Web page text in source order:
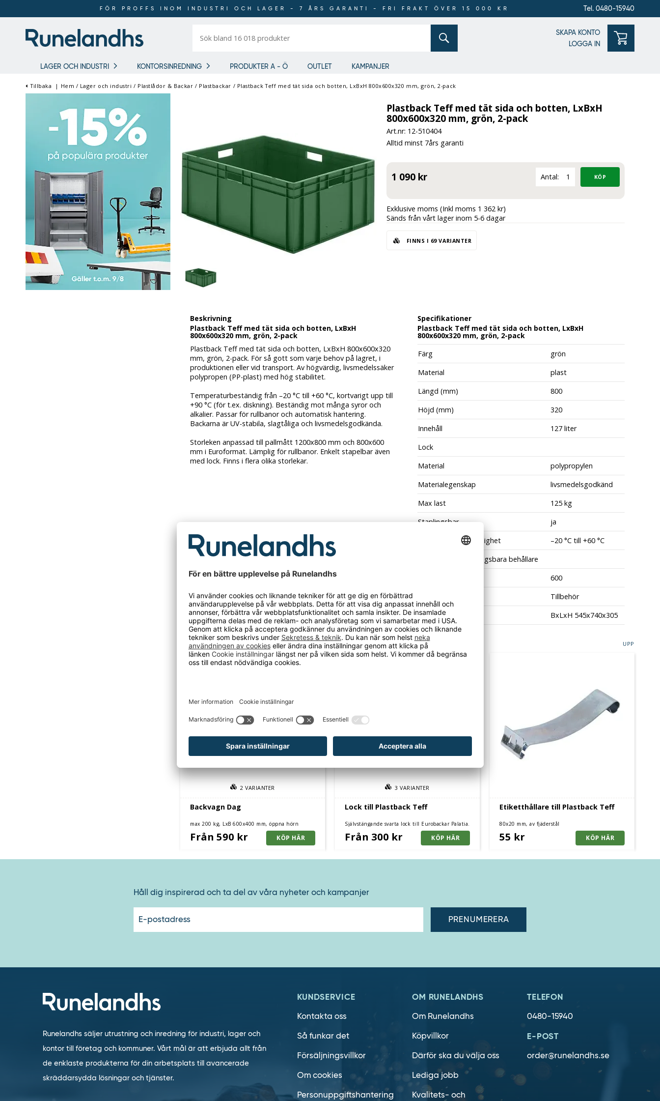
FÖR PROFFS INOM INDUSTRI OCH LAGER - 7 ÅRS GARANTI - FRI FRAKT ÖVER 15 000 KR Tel. 0480-15940
bland
SKAPA KONTO
LOGGA IN
LAGER OCH INDUSTRI KONTORSINREDNING PRODUKTER A - Ö OUTLET KAMPANJER
FÖR PROFFS INOM
INDUSTRI OCH LAGER
Tillbaka | Hem / Lager och industri / Plastlådor & Backar / Plastbackar / Plastback Teff med tät sida och botten, LxBxH 800x600x320 mm, grön, 2-pack
Plastback Teff med tät sida och botten, LxBxH
800x600x320 mm, grön, 2-pack
Art.nr: 12-510404
Alltid minst 7års garanti
1 090 kr Antal:
Exklusive moms (Inkl moms 1 362 kr)
Sänds från vårt lager inom 5-6 dagar
FINNS I 69 VARIANTER
Beskrivning
Plastback Teff med tät sida och botten, LxBxH
800x600x320 mm, grön, 2-pack
Plastback Teff med tät sida och botten, LxBxH 800x600x320
mm, grön, 2-pack. För så gott som varje behov på lagret, i
produktionen eller vid transport. Av högvärdig, livsmedelssäker
polypropen (PP-plast) med hög stabilitet.
Temperaturbeständig från –20 °C till +60 °C, kortvarigt upp till
+90 °C (för t.ex. diskning). Beständig mot många syror och
alkalier. Passar för rullbanor och automatisk hantering.
Backarna är UV-stabila, slagtåliga och livsmedelsgodkända.
Storleken anpassad till pallmått 1200x800 mm och 800x600
mm i Euroformat. Lämplig för rullbanor. Enkelt stapelbar även
med lock. Finns i flera olika storlekar.
Specifikationer
Plastback Teff med tät sida och botten, LxBxH
800x600x320 mm, grön, 2-pack
Färg
grön
Material
plast
Längd (mm)
800
Höjd (mm)
320
Innehåll
127 liter
Lock
Material
polypropylen
Materialegenskap
livsmedelsgodkänd
Max last
125 kg
Staplingsbar
ja
Temperaturbeständighet
–20 °C till +60 °C
Utförande av staplingsbara behållare
600
Tillbehör
Innermått
BxLxH 545x740x305
DU KANSKE OCKSÅ BEHÖVER? UPP
Backvagn Dag
max 200 kg, LxB 600x400 mm, öppna hörn
2VARIANTER
Från 590 kr
Lock till Plastback Teff
Självstängande svarta lock till Eurobackar Palatia.
Säljs i 5-pack, finns i flera olika storlekar.
3VARIANTER
Från 300 kr
Etiketthållare till Plastback Teff
80x20 mm, av fjäderstål
55 kr
Håll dig inspirerad och ta del av våra nyheter och kampanjer
postadress"
Runelandhs säljer utrustning och inredning för industri, lager och
kontor till företag och kommuner. Vårt mål är att erbjuda allt från
de enklaste produkterna för din arbetsplats till avancerade
skräddarsydda lösningar och tjänster.
KUNDSERVICE
Kontakta oss
Så funkar det
Försäljningsvillkor
Om cookies
Personuppgiftshantering
OM RUNELANDHS
Om Runelandhs
Köpvillkor
Därför ska du välja oss
Lediga jobb
Kvalitets- och
TELEFON
0480-15940
E-POST
order@runelandhs.se